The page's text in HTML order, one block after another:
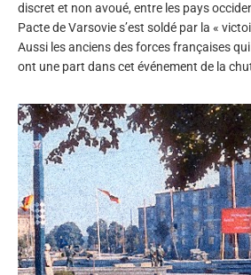
discret et non avoué, entre les pays
Pacte de Varsovie s’est soldé par la «
Aussi les anciens des forces françaises
ont une part dans cet événement de la